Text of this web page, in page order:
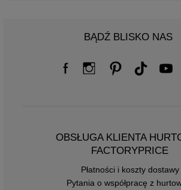
BĄDŹ BLISKO NAS
OBSŁUGA KLIENTA
FACTORYPRICE
Płatności i koszty dostawy
Pytania o współpracę z